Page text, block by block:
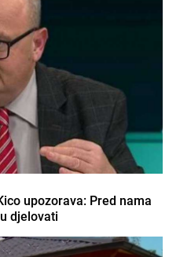
upozorava: Pred nama
djelovati